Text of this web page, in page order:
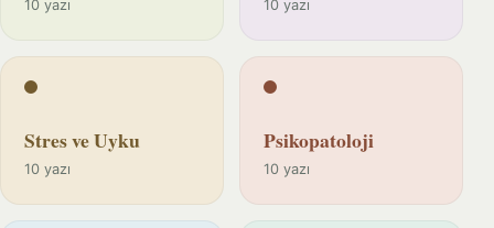
10 yazı 10 yazı
Stres ve Uyku
10 yazı
Psikopatoloji
10 yazı